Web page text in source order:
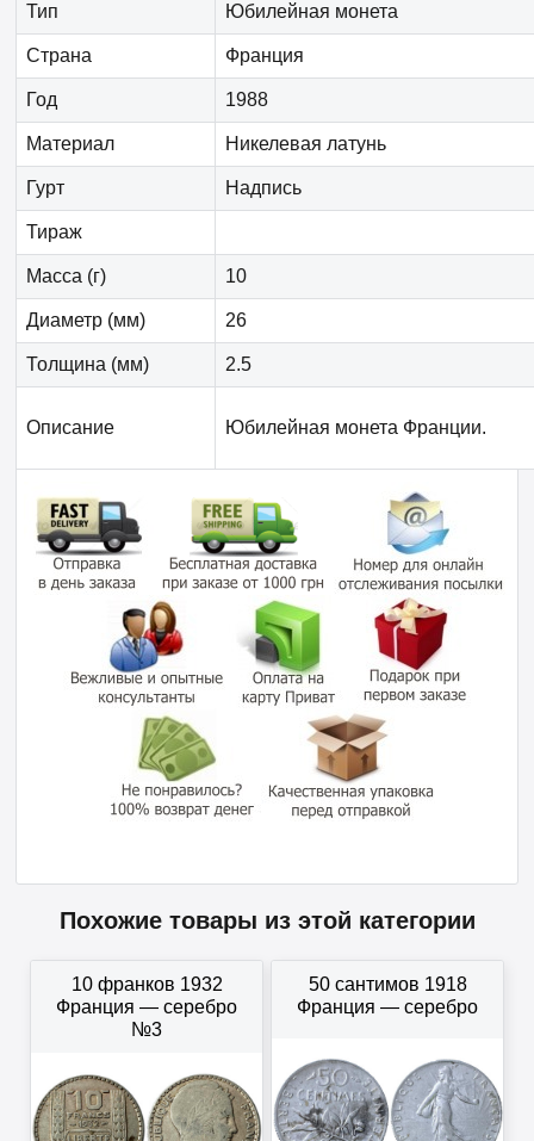
Тип Юбилейная монета
Страна Франция
Год 1988
Материал Никелевая латунь
Гурт Надпись
Тираж
Масса (г) 10
Диаметр (мм) 26
Толщина (мм) 2.5
Описание Юбилейная монета Франции.
Похожие товары из этой категории
10 франков 1932
Франция — серебро
№3
50 сантимов 1918
Франция — серебро